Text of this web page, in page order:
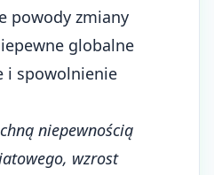
powody zmiany
globalne
i spowolnienie
niepewnością
wzrost